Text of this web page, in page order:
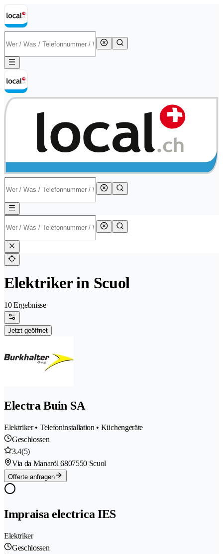
Elektriker in Scuol
10 Ergebnisse
Jetzt geöffnet
Electra Buin SA
Elektriker • Telefoninstallation • Küchengeräte
Geschlossen
3.4(5)
Via da Manaröl 6807550 Scuol
Offerte anfragen
Impraisa electrica IES
Elektriker
Geschlossen